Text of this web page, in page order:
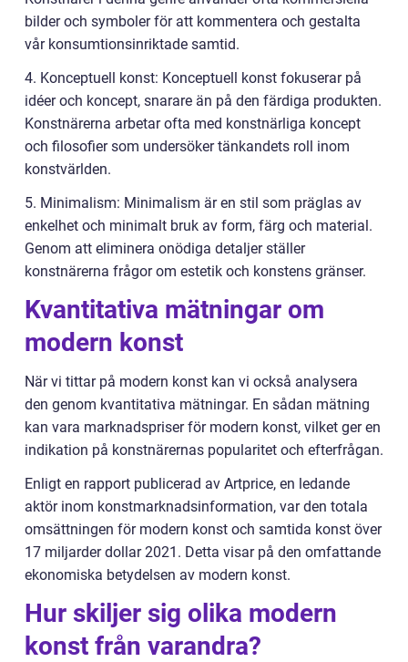
bilder och symboler för att kommentera och gestalta
vår konsumtionsinriktade samtid.
4. Konceptuell konst: Konceptuell konst fokuserar på
idéer och koncept, snarare än på den färdiga produkten.
Konstnärerna arbetar ofta med konstnärliga koncept
och filosofier som undersöker tänkandets roll inom
konstvärlden.
5. Minimalism: Minimalism är en stil som präglas av
enkelhet och minimalt bruk av form, färg och material.
Genom att eliminera onödiga detaljer ställer
konstnärerna frågor om estetik och konstens gränser.
Kvantitativa mätningar om
modern konst
När vi tittar på modern konst kan vi också analysera
den genom kvantitativa mätningar. En sådan mätning
kan vara marknadspriser för modern konst, vilket ger en
indikation på konstnärernas popularitet och efterfrågan.
Enligt en rapport publicerad av Artprice, en ledande
aktör inom konstmarknadsinformation, var den totala
omsättningen för modern konst och samtida konst över
17 miljarder dollar 2021. Detta visar på den omfattande
ekonomiska betydelsen av modern konst.
Hur skiljer sig olika modern
konst från varandra?